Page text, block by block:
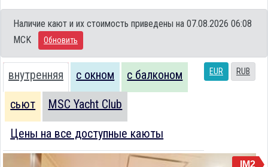
Наличие кают и их стоимость приведены на 07.08.2026 06:08
MCK
Обновить
EUR RUB
внутренняя с окном с балконом
сьют MSC Yacht Club
Цены на все доступные каюты
IM2